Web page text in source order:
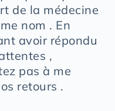
de la médecine
nom . En
avoir répondu
,
pas à me
retours .